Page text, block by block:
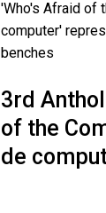
3rd
of the
de